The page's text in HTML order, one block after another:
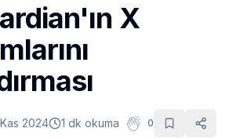
X
2024 1 dk okuma 0